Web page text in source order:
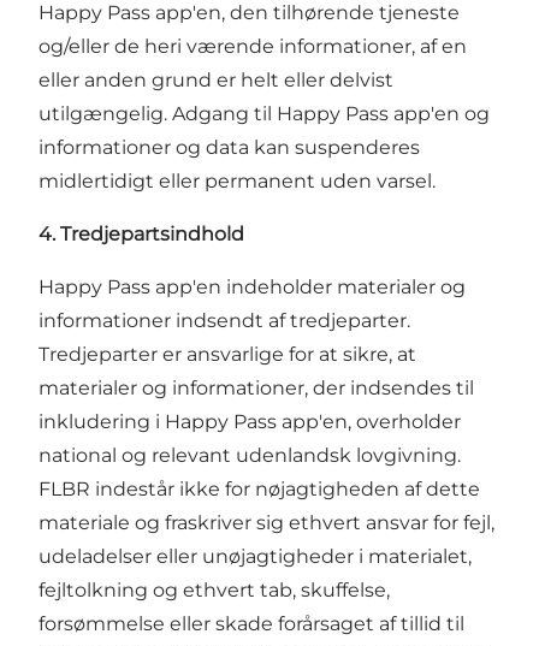
Happy Pass app'en, den tilhørende tjeneste
og/eller de heri værende informationer, af en
eller anden grund er helt eller delvist
utilgængelig. Adgang til Happy Pass app'en og
informationer og data kan suspenderes
midlertidigt eller permanent uden varsel.
4. Tredjepartsindhold
Happy Pass app'en indeholder materialer og
informationer indsendt af tredjeparter.
Tredjeparter er ansvarlige for at sikre, at
materialer og informationer, der indsendes til
inkludering i Happy Pass app'en, overholder
national og relevant udenlandsk lovgivning.
FLBR indestår ikke for nøjagtigheden af dette
materiale og fraskriver sig ethvert ansvar for fejl,
udeladelser eller unøjagtigheder i materialet,
fejltolkning og ethvert tab, skuffelse,
forsømmelse eller skade forårsaget af tillid til